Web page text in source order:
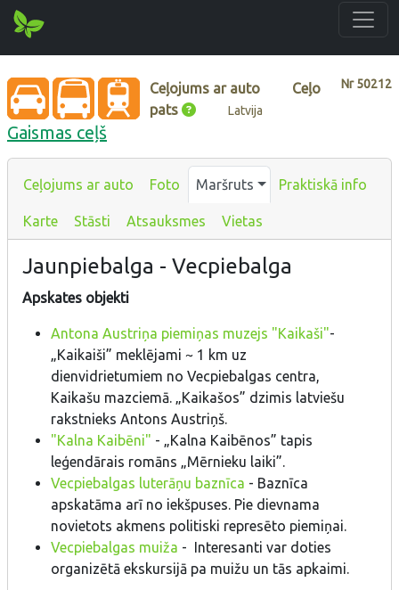
Nr50212
Ceļojums ar auto
Ceļo
pats
Latvija
Gaismas ceļš
Ceļojums ar auto Foto Maršruts Praktiskā info
Karte Stāsti Atsauksmes Vietas
Jaunpiebalga - Vecpiebalga
Apskates objekti
Antona Austriņa piemiņas muzejs "Kaikaši"-
„Kaikaiši” meklējami ~ 1 km uz
dienvidrietumiem no Vecpiebalgas centra,
Kaikašu mazciemā. „Kaikašos” dzimis latviešu
rakstnieks Antons Austriņš.
"Kalna Kaibēni" - „Kalna Kaibēnos” tapis
leģendārais romāns „Mērnieku laiki”.
Vecpiebalgas luterāņu baznīca - Baznīca
apskatāma arī no iekšpuses. Pie dievnama
novietots akmens politiski represēto piemiņai.
Vecpiebalgas muiža - Interesanti var doties
organizētā ekskursijā pa muižu un tās apkaimi.